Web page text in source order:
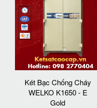
Két Bạc Chống Cháy
WELKO K1650 - E
Gold